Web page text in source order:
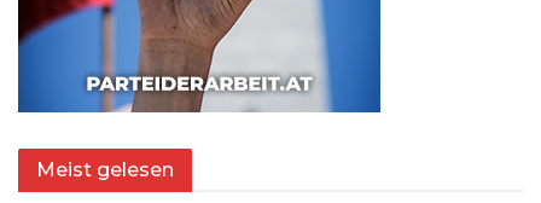
Meist gelesen